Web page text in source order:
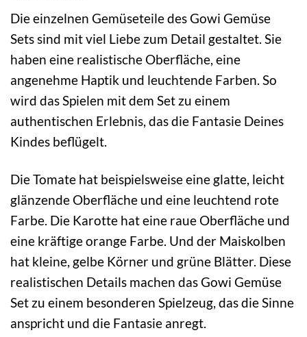
Die einzelnen Gemüseteile des Gowi Gemüse
Sets sind mit viel Liebe zum Detail gestaltet. Sie
haben eine realistische Oberfläche, eine
angenehme Haptik und leuchtende Farben. So
wird das Spielen mit dem Set zu einem
authentischen Erlebnis, das die Fantasie Deines
Kindes beflügelt.
Die Tomate hat beispielsweise eine glatte, leicht
glänzende Oberfläche und eine leuchtend rote
Farbe. Die Karotte hat eine raue Oberfläche und
eine kräftige orange Farbe. Und der Maiskolben
hat kleine, gelbe Körner und grüne Blätter. Diese
realistischen Details machen das Gowi Gemüse
Set zu einem besonderen Spielzeug, das die Sinne
anspricht und die Fantasie anregt.